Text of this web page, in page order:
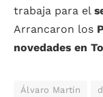
trabaja para el
Arrancaron los
novedades en
Álvaro Martín